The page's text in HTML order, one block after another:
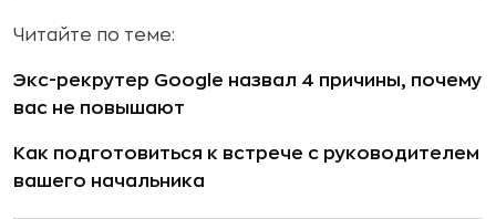
Читайте по теме:
Экс-рекрутер Google назвал 4 причины, почему
вас не повышают
Как подготовиться к встрече с руководителем
вашего начальника